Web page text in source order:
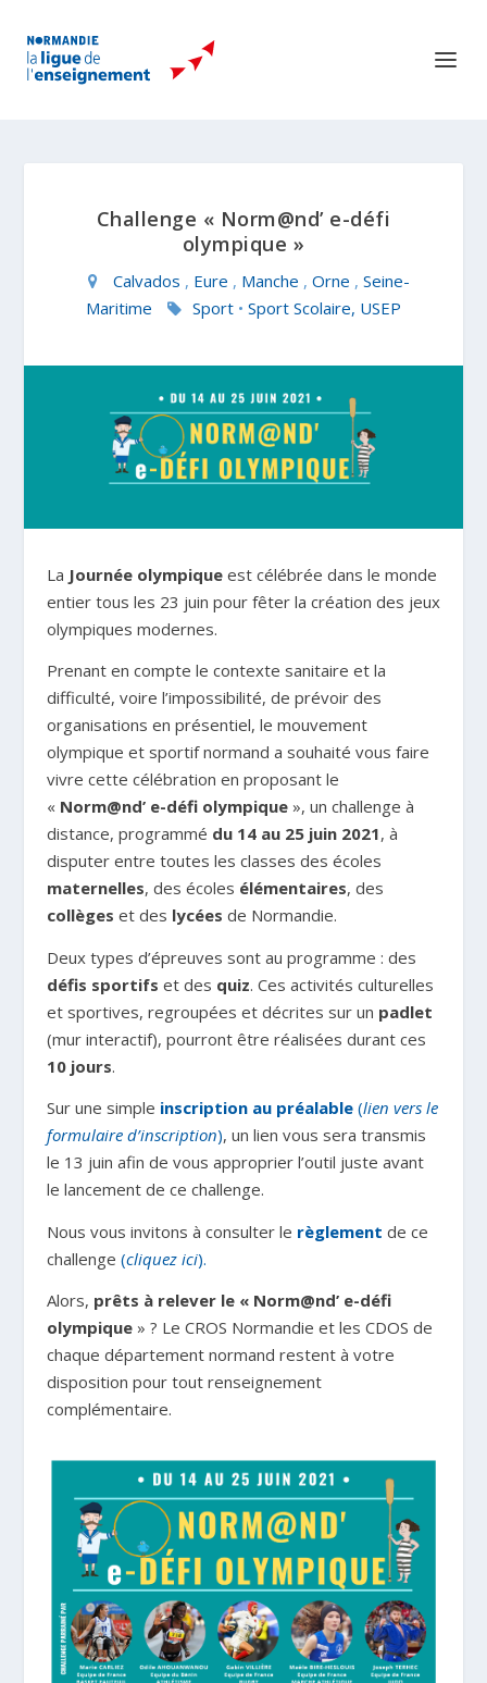
Challenge « Norm@nd’ e-défi
olympique »
Calvados , Eure , Manche , Orne , Seine-
Maritime
Sport • Sport Scolaire, USEP
La Journée olympiqueest célébrée dans le monde
entier tous les 23 juin pour fêter la création des jeux
olympiques modernes.
Prenant en compte le contexte sanitaire et la
difficulté, voire l’impossibilité, de prévoir des
organisations en présentiel, le mouvement
olympique et sportif normand a souhaité vous faire
vivre cette célébration en proposant le
« Norm@nd’ e-défi olympique», un challenge à
distance, programmé du 14 au 25 juin 2021, à
disputer entre toutes les classes des écoles
maternelles, des écoles élémentaires, des
collèges et des lycées de Normandie.
Deux types d’épreuves sont au programme : des
défis sportifs et des quiz. Ces activités culturelles
et sportives, regroupées et décrites sur un padlet
(mur interactif), pourront être réalisées durant ces
10 jours.
Sur une simple inscription au préalable(lien vers le
formulaire d’inscription), un lien vous sera transmis
le 13 juin afin de vous approprier l’outil juste avant
le lancement de ce challenge.
Nous vous invitons à consulter le règlement de ce
challenge (cliquez ici).
Alors, prêts à relever le « Norm@nd’ e-défi
olympique» ? Le CROS Normandie et les CDOS de
chaque département normand restent à votre
disposition pour tout renseignement
complémentaire.